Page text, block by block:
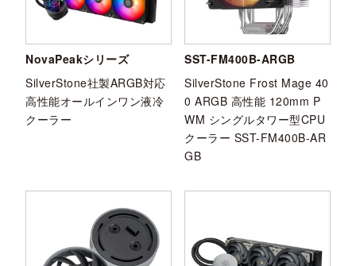
NovaPeakシリーズ
SilverStone社製ARGB対応
高性能オールインワン液冷
クーラー
SST-FM400B-ARGB
SilverStone Frost Mage 40
0 ARGB 高性能 120mm P
WM シングルタワー型CPU
クーラー SST-FM400B-AR
GB